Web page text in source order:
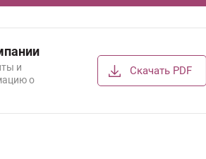
и
о
Скачать PDF